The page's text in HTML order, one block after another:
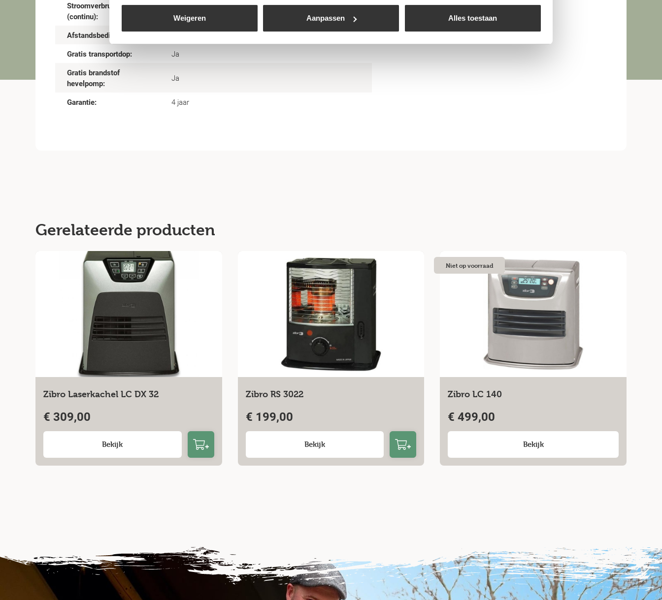
Weigeren Aanpassen Alles toestaan
Stroomverbruik
(continu):
Afstandsbediening:
Gratis transportdop:
Ja
Gratis brandstof
hevelpomp:
Ja
Garantie: 4 jaar
Gerelateerde producten
Zibro Laserkachel LC DX 32
€ 309,00
Bekijk
Zibro RS 3022
€ 199,00
Bekijk
Zibro LC 140
€ 499,00
Bekijk
Niet op voorraad